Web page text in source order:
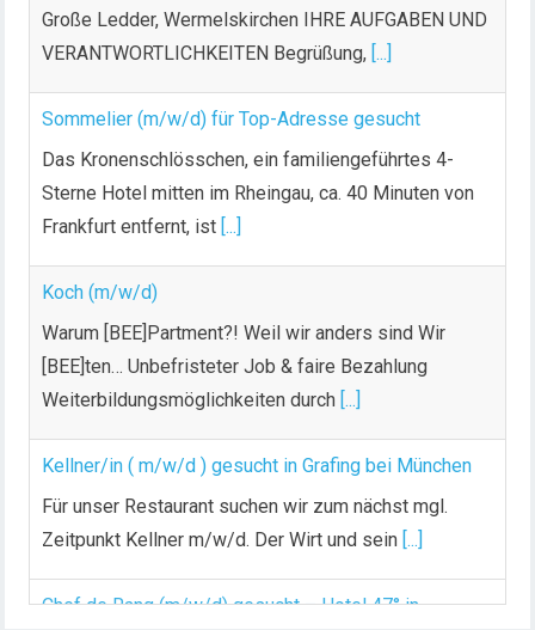
Große Ledder, Wermelskirchen IHRE AUFGABEN UND
VERANTWORTLICHKEITEN Begrüßung, [...]
Sommelier (m/w/d) für Top-Adresse gesucht
Das Kronenschlösschen, ein familiengeführtes 4-
Sterne Hotel mitten im Rheingau, ca. 40 Minuten von
Frankfurt entfernt, ist [...]
Koch (m/w/d)
Warum [BEE]Partment?! Weil wir anders sind Wir
[BEE]ten… Unbefristeter Job & faire Bezahlung
Weiterbildungsmöglichkeiten durch [...]
Kellner/in ( m/w/d ) gesucht in Grafing bei München
Für unser Restaurant suchen wir zum nächst mgl.
Zeitpunkt Kellner m/w/d. Der Wirt und sein [...]
Chef de Rang (m/w/d) gesucht – Hotel 47° in